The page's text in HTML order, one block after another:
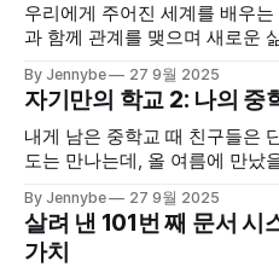
우리에게 주어진 세계를 배우
과 함께 관계를 맺으며 새로운
By Jennybe 27 9월 2025
자기만의 학교 2: 나의 중
내게 남은 중학교 때 친구들은
도는 만나는데, 올 여름에 만났
가는 썸네일을 본 것 같긴 한데
By Jennybe 27 9월 2025
살려 낸 101번 째 문서 시
가치